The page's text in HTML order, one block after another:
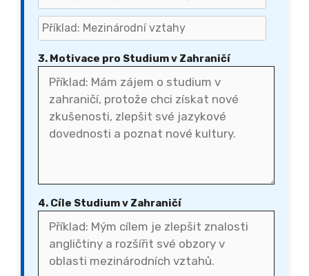
3. Motivace pro Studium v Zahraničí
4. Cíle Studium v Zahraničí